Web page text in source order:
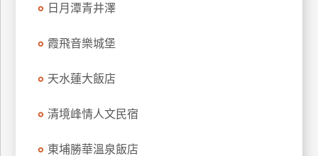
日月潭青井澤
霞飛音樂城堡
天水蓮大飯店
清境峰情人文民宿
東埔勝華溫泉飯店